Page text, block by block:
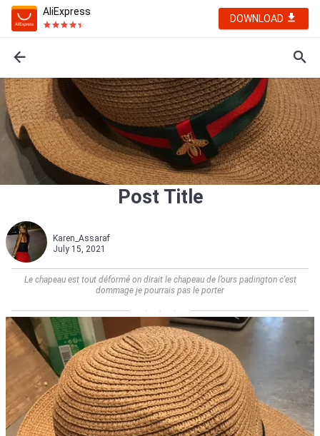
AliExpress
DOWNLOAD
Post Title
Karen_Assaraf
July 15, 2021
Le chapeau est tout déformé on dirait le chapeau de l’ours padington c’est
dommage je pourrais pas le porter